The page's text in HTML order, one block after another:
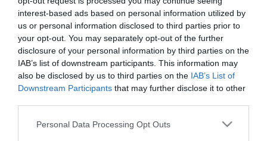
interest-based ads based on personal information utilized by
us or personal information disclosed to third parties prior to
your opt-out. You may separately opt-out of the further
disclosure of your personal information by third parties on the
IAB’s list of downstream participants. This information may
also be disclosed by us to third parties on the IAB’s List of
Downstream Participants that may further disclose it to other
Please note that this website/app uses one or more Google
Personal Data Processing Opt Outs
ma.hu legfrissebb hírei:
Saját életét is kockára tette a magyar erdész, hogy